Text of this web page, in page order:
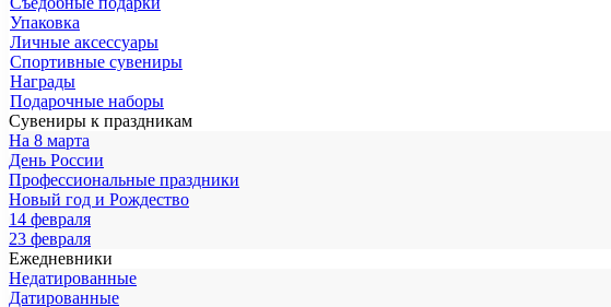
Упаковка
Личные аксессуары
Спортивные сувениры
Награды
Подарочные наборы
Сувениры к праздникам
На 8 марта
День России
Профессиональные праздники
Новый год и Рождество
14 февраля
23 февраля
Ежедневники
Недатированные
Датированные